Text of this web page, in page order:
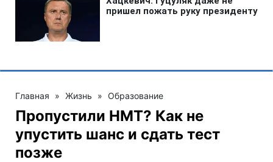
Главная » Жизнь » Образование
Пропустили НМТ? Как не
упустить шанс и сдать тест
позже